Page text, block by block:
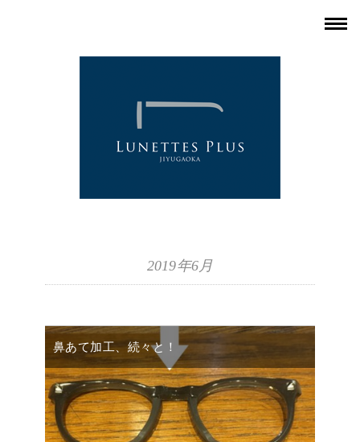
2019年6月
鼻あて加工、続々と！